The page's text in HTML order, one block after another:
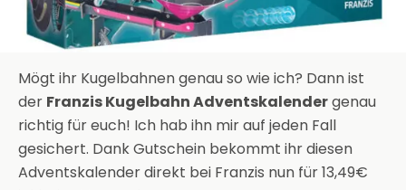
Mögt ihr Kugelbahnen genau so wie ich? Dann ist
der Franzis Kugelbahn Adventskalendergenau
richtig für euch! Ich hab ihn mir auf jeden Fall
gesichert. Dank Gutschein bekommt ihr diesen
Adventskalender direkt bei Franzis nun für 13,49€